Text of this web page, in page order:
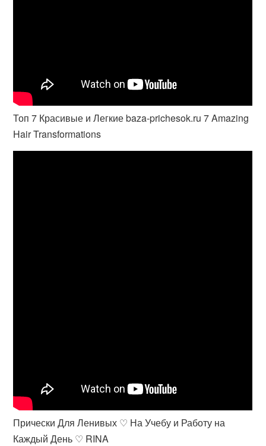
Топ 7 Красивые и Легкие baza-prichesok.ru 7 Amazing
Hair Transformations
Прически Для Ленивых ♡ На Учебу и Работу на
Каждый День ♡ RINA